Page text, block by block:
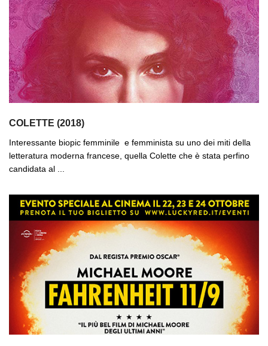
COLETTE (2018)
Interessante biopic femminile e femminista su uno dei miti della
letteratura moderna francese, quella Colette che è stata perfino
candidata al ...